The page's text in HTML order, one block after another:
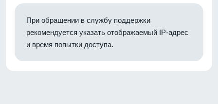
При обращении в службу поддержки
рекомендуется указать отображаемый IP-адрес
и время попытки доступа.